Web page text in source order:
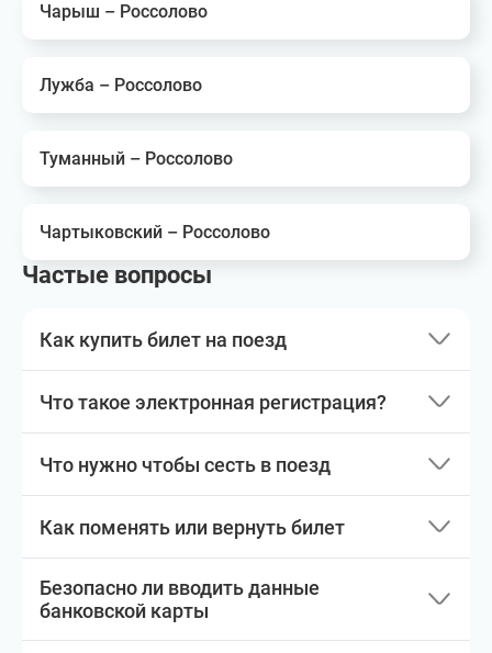
Чарыш – Россолово
Лужба – Россолово
Туманный – Россолово
Чартыковский – Россолово
Частые вопросы
Как купить билет на поезд
Что такое электронная регистрация?
Что нужно чтобы сесть в поезд
Как поменять или вернуть билет
Безопасно ли вводить данные
банковской карты